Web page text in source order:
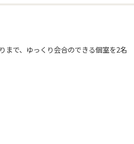
まで、ゆっくり会合のできる個室を2名